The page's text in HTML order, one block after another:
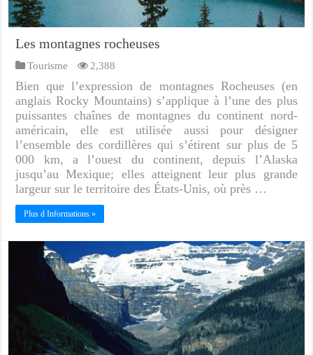
Les montagnes rocheuses
Tourisme 2,388
Bien que l’expression de montagnes Rocheuses (en
anglais Rocky Mountains) s’applique à l’une des plus
puissantes chaînes de montagnes du continent nord-
américain, elle est utilisée aussi pour désigner
l’ensemble des cordillères qui s’étirent sur plus de 5
000 km, a l’ouest du continent, depuis l’Alaska
jusqu’au Mexique; elles atteignent leur plus grande
largeur sur le territoire des États-Unis, où près …
Plus d Informations »